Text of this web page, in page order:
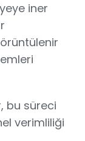
iner
bu süreci
verimliliği